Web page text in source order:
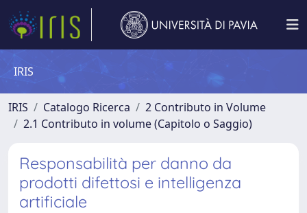
IRIS
IRIS Catalogo Ricerca
2 Contributo in Volume
2.1 Contributo in volume (Capitolo o Saggio)
Responsabilità per danno da
prodotti difettosi e intelligenza
artificiale